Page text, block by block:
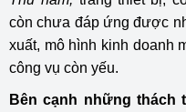
còn chưa đáp ứng được
xuất, mô hình kinh doanh
công vụ còn yếu.
Bên cạnh những